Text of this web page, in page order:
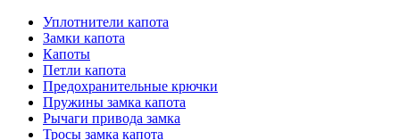
Уплотнители капота
Замки капота
Капоты
Петли капота
Предохранительные крючки
Пружины замка капота
Рычаги привода замка
Тросы замка капота